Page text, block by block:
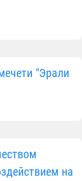
"Эрали
на